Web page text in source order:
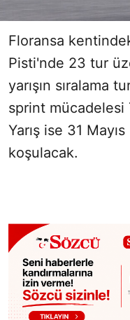
Floransa
Pisti'nde 23 tur
yarışın sıralama
sprint mücadelesi
Yarış ise 31
koşulacak.